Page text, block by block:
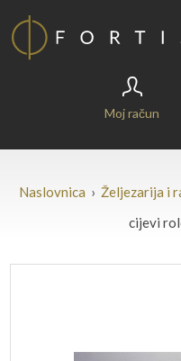
Moj račun
Naslovnica › Željezarija i
cijevi